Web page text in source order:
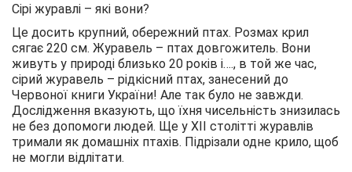
Сірі журавлі – які вони?
Це досить крупний, обережний птах. Розмах крил
сягає 220 см. Журавель – птах довгожитель. Вони
живуть у природі близько 20 років і…., в той же час,
сірий журавель – рідкісний птах, занесений до
Червоної книги України! Але так було не завжди.
Дослідження вказують, що їхня чисельність знизилась
не без допомоги людей. Ще у XII столітті журавлів
тримали як домашніх птахів. Підрізали одне крило, щоб
не могли відлітати.